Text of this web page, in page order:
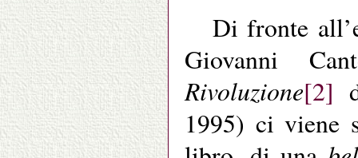
Di fronte
Giovanni
Rivoluzione[2]
1995) ci viene